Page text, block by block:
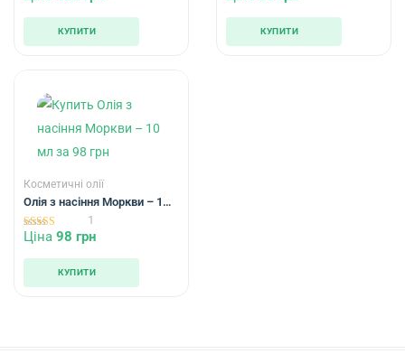
of
КУПИТИ КУПИТИ
Косметичні олії
Олія з насіння Моркви – 10
мл
5.00
1
Ціна 98 грн
КУПИТИ